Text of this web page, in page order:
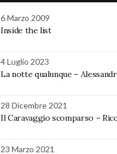
6 Marzo 2009
Inside the list
4 Luglio 2023
La notte qualunque –
28 Dicembre 2021
Il Caravaggio scomparso –
23 Marzo 2021